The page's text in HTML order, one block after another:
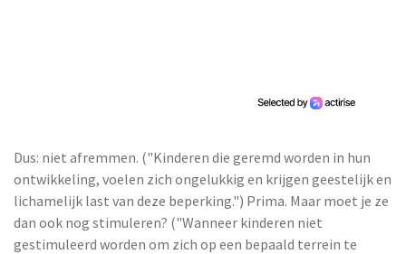
Dus: niet afremmen. ("Kinderen die geremd worden in hun
ontwikkeling, voelen zich ongelukkig en krijgen geestelijk en
lichamelijk last van deze beperking.") Prima. Maar moet je ze
dan ook nog stimuleren? ("Wanneer kinderen niet
gestimuleerd worden om zich op een bepaald terrein te